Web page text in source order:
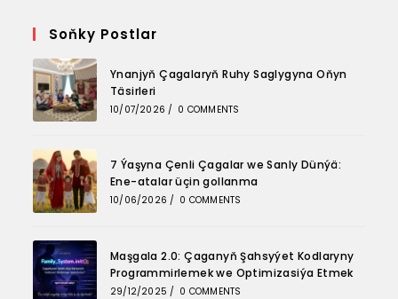
a
new
tab
in
new
tab
in
a
new
tab
Soňky Postlar
Ynanjyň Çagalaryň Ruhy Saglygyna Oňyn
Täsirleri
10/07/2026 / 0 COMMENTS
7 Ýaşyna Çenli Çagalar we Sanly Dünýä:
Ene-atalar üçin gollanma
10/06/2026 / 0 COMMENTS
Maşgala 2.0: Çaganyň Şahsyýet Kodlaryny
Programmirlemek we Optimizasiýa Etmek
29/12/2025 / 0 COMMENTS